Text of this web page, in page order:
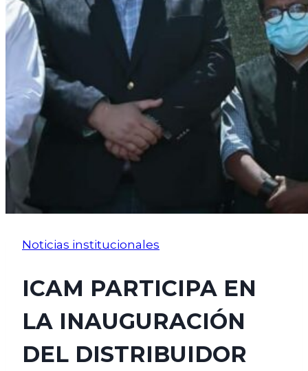
Noticias institucionales
ICAM PARTICIPA EN
LA INAUGURACIÓN
DEL DISTRIBUIDOR